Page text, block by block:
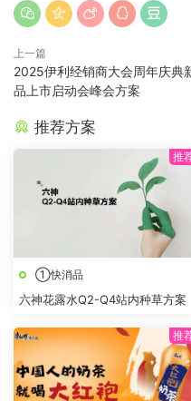
上一篇
2025伊利经销商大会周年庆典
品上市启动会峰会方案
推荐方案
①快消品
六神花露水Q2-Q4站内种草方案